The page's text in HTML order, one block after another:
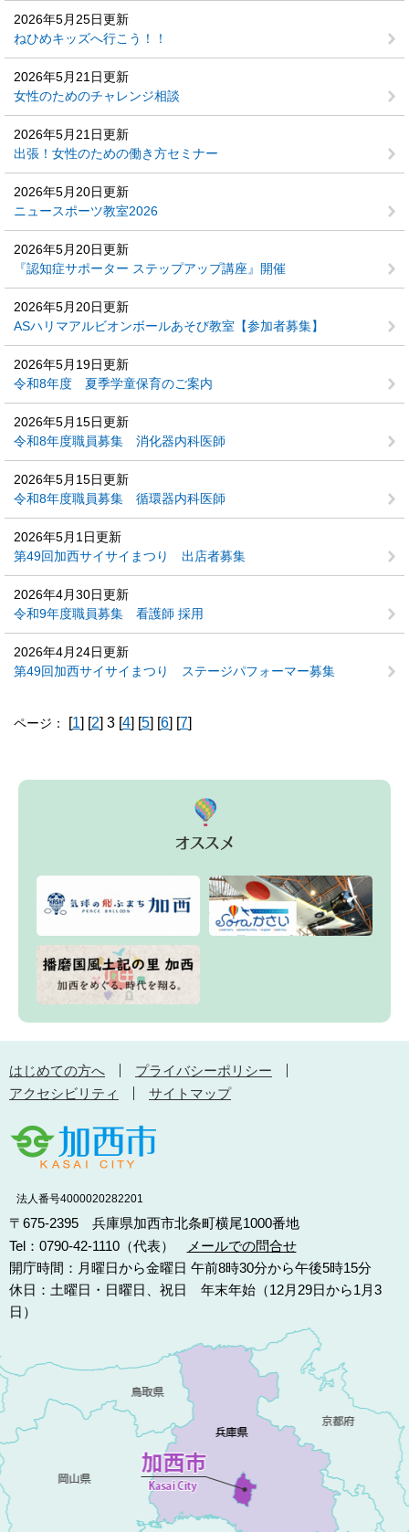
2026年5月25日更新
ねひめキッズへ行こう！！
2026年5月21日更新
女性のためのチャレンジ相談
2026年5月21日更新
出張！女性のための働き方セミナー
2026年5月20日更新
ニュースポーツ教室2026
2026年5月20日更新
『認知症サポーター ステップアップ講座』開催
2026年5月20日更新
ASハリマアルビオンボールあそび教室【参加者募集】
2026年5月19日更新
令和8年度 夏季学童保育のご案内
2026年5月15日更新
令和8年度職員募集 消化器内科医師
2026年5月15日更新
令和8年度職員募集 循環器内科医師
2026年5月1日更新
第49回加西サイサイまつり 出店者募集
2026年4月30日更新
令和9年度職員募集 看護師 採用
2026年4月24日更新
第49回加西サイサイまつり ステージパフォーマー募集
ページ： [1] [2] 3 [4] [5] [6] [7]
はじめての方へ
プライバシーポリシー
アクセシビリティ
サイトマップ
法人番号4000020282201
〒675-2395 兵庫県加西市北条町横尾1000番地
Tel：0790-42-1110（代表）
メールでの問合せ
開庁時間：月曜日から金曜日 午前8時30分から午後5時15分
休日：土曜日・日曜日、祝日 年末年始（12月29日から1月3
日）